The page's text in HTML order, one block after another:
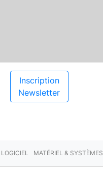
Inscription
Newsletter
LOGICIEL MATÉRIEL & SYSTÈMES